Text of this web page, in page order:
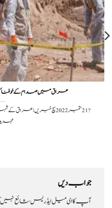
عراق میں صدام کے
?️ 21 ستمبر 2022سچ
جواب دیں
آپ کا ای میل ایڈریس شائع نہیں